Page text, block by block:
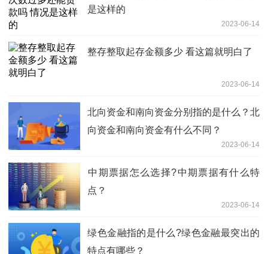
是这样的
2023-06-14
整存整取起存金额多少 看这篇就明白了
2023-06-14
北向资金和南向资金分别指的是什么？北
向资金和南向资金有什么不同？
2023-06-14
​中期票据怎么选择?中期票据有什么特
点？
2023-06-14
​绿色金融指的是什么?绿色金融最突出的
特点有哪些？